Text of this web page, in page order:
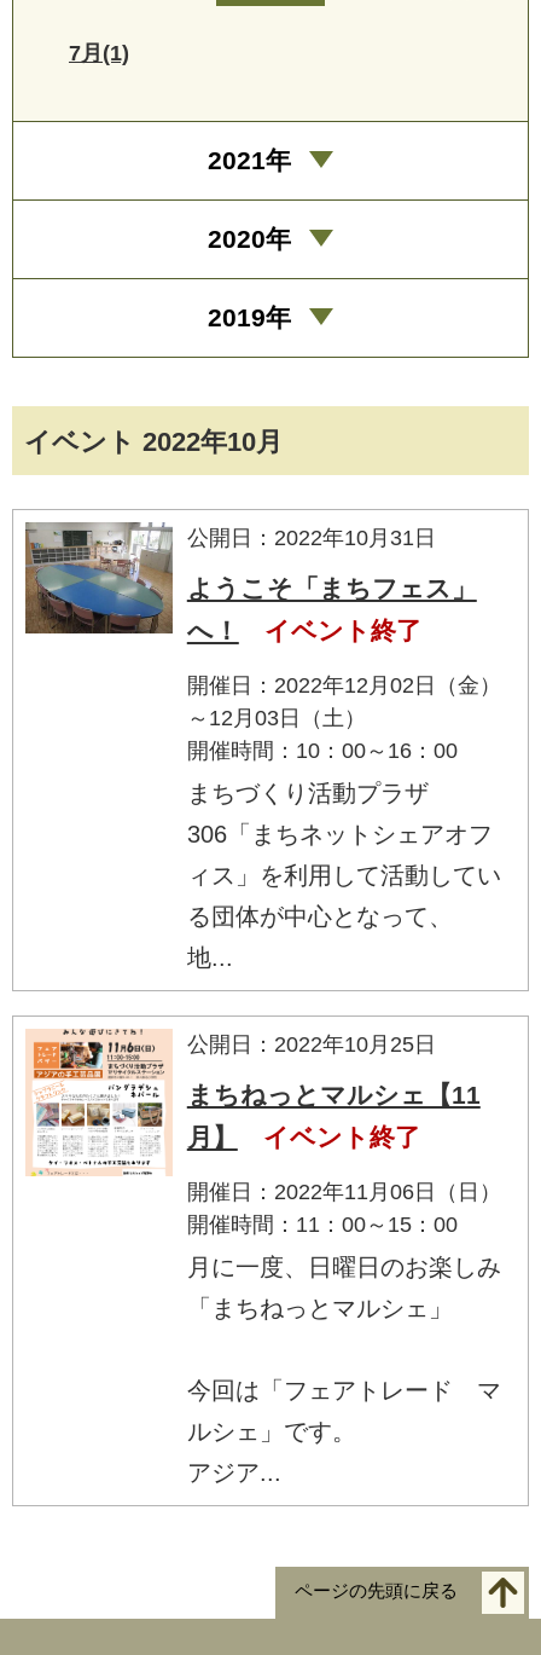
イベント 2022年10月
公開日：2022年10月31日
ようこそ「まちフェス」
へ！
イベント終了
開催日：2022年12月02日（金）
～12月03日（土）
開催時間：10：00～16：00
まちづくり活動プラザ
306「まちネットシェアオフ
ィス」を利用して活動してい
る団体が中心となって、
地...
公開日：2022年10月25日
まちねっとマルシェ【11
月】
イベント終了
開催日：2022年11月06日（日）
開催時間：11：00～15：00
月に一度、日曜日のお楽しみ
「まちねっとマルシェ」
今回は「フェアトレード マ
ルシェ」です。
アジア...
7月(1)
2021年
2020年
2019年
ページの先頭に戻る